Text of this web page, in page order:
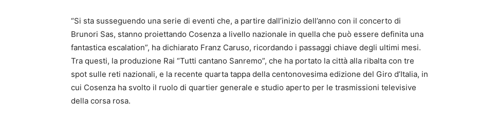
“Si sta susseguendo una serie di eventi che, a partire dall’inizio dell’anno con il concerto di
Brunori Sas, stanno proiettando Cosenza a livello nazionale in quella che può essere definita una
fantastica escalation”, ha dichiarato Franz Caruso, ricordando i passaggi chiave degli ultimi mesi.
Tra questi, la produzione Rai “Tutti cantano Sanremo”, che ha portato la città alla ribalta con tre
spot sulle reti nazionali, e la recente quarta tappa della centonovesima edizione del Giro d’Italia, in
cui Cosenza ha svolto il ruolo di quartier generale e studio aperto per le trasmissioni televisive
della corsa rosa.